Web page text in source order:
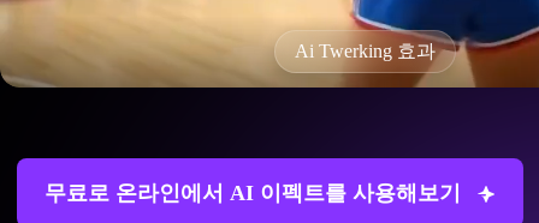
Ai Twerking 효과
무료로 온라인에서 AI 이펙트를 사용해보기